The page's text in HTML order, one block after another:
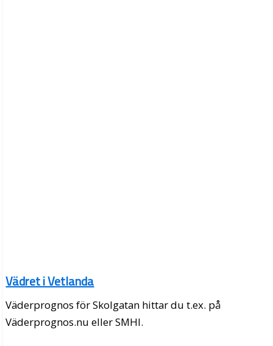
Vädret i Vetlanda
Väderprognos för Skolgatan hittar du t.ex. på
Väderprognos.nu eller SMHI.